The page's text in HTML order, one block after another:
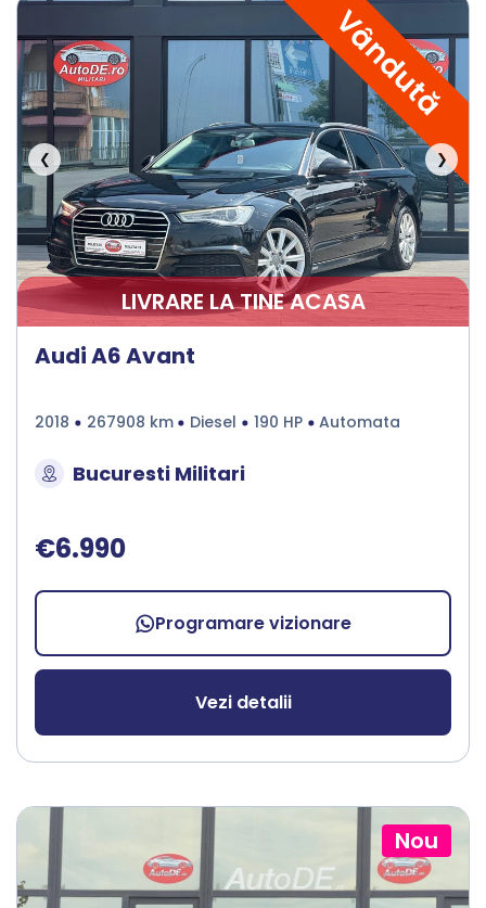
Vândută
❮ ❯
LIVRARE LA TINE ACASA
Audi A6 Avant
2018 267908 km Diesel 190 HP Automata
Bucuresti Militari
€6.990
Programare vizionare
Vezi detalii
Nou